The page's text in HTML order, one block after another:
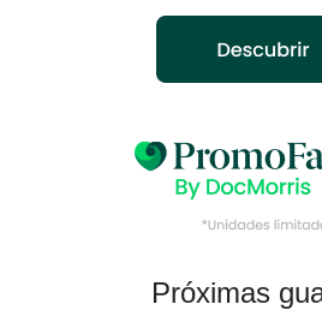
Próximas